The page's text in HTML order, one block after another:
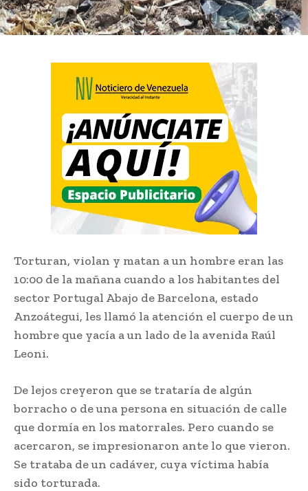
Torturan, violan y matan a un hombre eran las
10:00 de la mañana cuando a los habitantes del
sector Portugal Abajo de Barcelona, estado
Anzoátegui, les llamó la atención el cuerpo de un
hombre que yacía a un lado de la avenida Raúl
Leoni.
De lejos creyeron que se trataría de algún
borracho o de una persona en situación de calle
que dormía en los matorrales. Pero cuando se
acercaron, se impresionaron ante lo que vieron.
Se trataba de un cadáver, cuya víctima había
sido torturada.